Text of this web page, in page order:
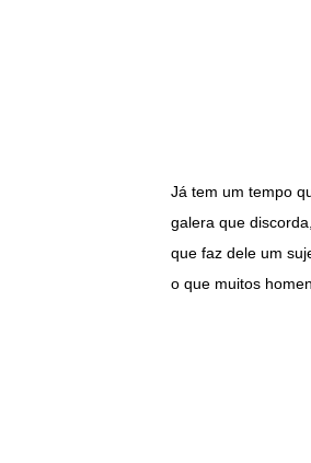
Já tem um tempo
galera que
que faz dele um
o que muitos